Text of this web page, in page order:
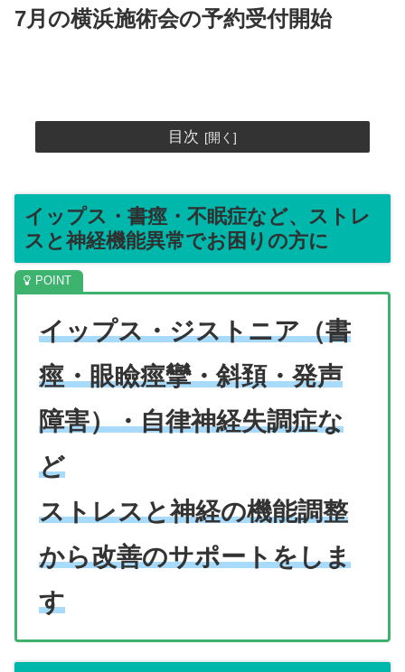
7月の横浜施術会の予約受付開始
目次
イップス・書痙・不眠症など、ストレ
スと神経機能異常でお困りの方に
イップス・ジストニア（書
痙・眼瞼痙攣・斜頚・発声
障害）・自律神経失調症な
ど
ストレスと神経の機能調整
から改善のサポートをしま
す